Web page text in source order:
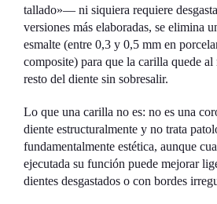
tallado»— ni siquiera requiere
versiones más elaboradas, se elimina
esmalte (entre 0,3 y 0,5 mm en
composite) para que la carilla quede
resto del diente sin sobresalir.
Lo que una carilla no es: no es una
diente estructuralmente y no trata
fundamentalmente estética, aunque
ejecutada su función puede mejorar
dientes desgastados o con bordes